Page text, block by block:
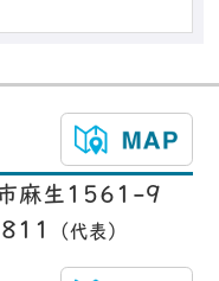
麻生1561-9
（代表）